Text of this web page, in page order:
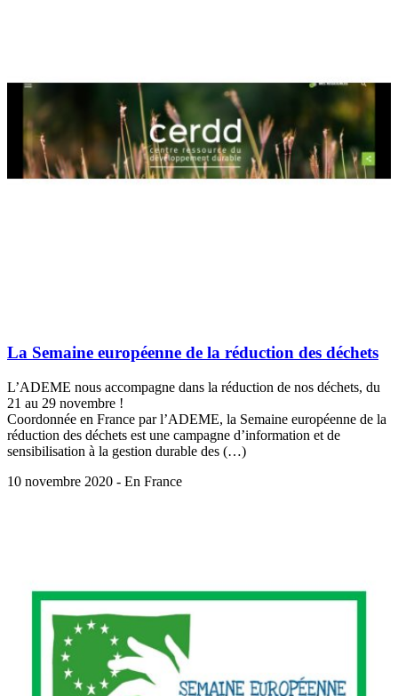
La Semaine européenne de la réduction des déchets
L’ADEME nous accompagne dans la réduction de nos déchets, du
21 au 29 novembre !
Coordonnée en France par l’ADEME, la Semaine européenne de la
réduction des déchets est une campagne d’information et de
sensibilisation à la gestion durable des (…)
10 novembre 2020 - En France